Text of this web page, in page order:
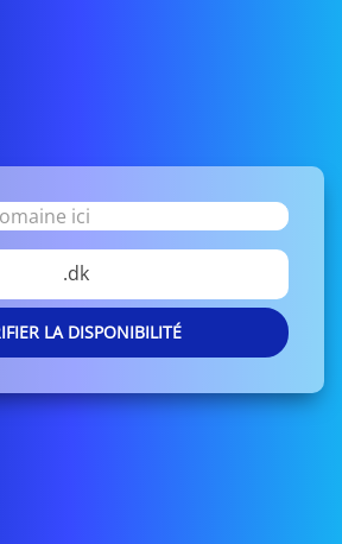
.dk
LA DISPONIBILITÉ